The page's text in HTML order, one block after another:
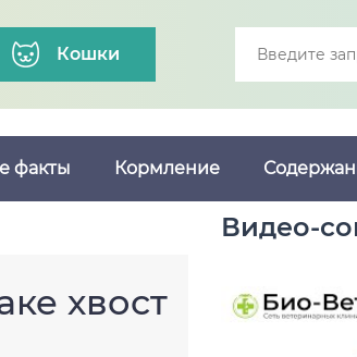
Кошки
факты Кормление
хвост
Видео-